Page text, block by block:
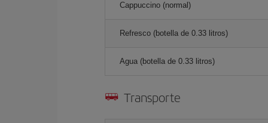
Cappuccino (normal)
Refresco (botella de 0.33 litros)
Agua (botella de 0.33 litros)
Transporte